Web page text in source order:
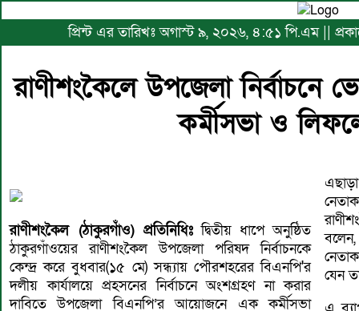
প্রিন্ট এর তারিখঃ অগাস্ট ৯, ২০২৬, ৪:৫১ পি.এম ||
রাণীশংকৈলে উপজেলা নির্বাচনে
কর্মীসভা ও
রাণীশংকৈল (ঠাকুরগাঁও) প্রতিনিধিঃদ্বিতীয় ধাপে অনুষ্ঠিত
ঠাকুরগাঁওয়ের রাণীশংকৈল উপজেলা পরিষদ নির্বাচনকে
কেন্দ্র করে বুধবার(১৫ মে) সন্ধ্যায় পৌরশহরের বিএনপি'র
দলীয় কার্যালয়ে প্রহসনের নির্বাচনে অংশগ্রহণ না করার
দাবিতে উপজেলা বিএনপি’র আয়োজনে এক কর্মীসভা
যেন